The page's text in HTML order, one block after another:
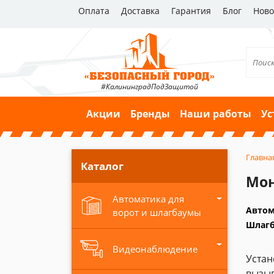
Оплата Доставка Гарантия Блог
#КалининградПодЗащитой
Акции Бренды Наши работы
Каталог
Автоматика для
ворот и шлагбаумы
Видеонаблюдение